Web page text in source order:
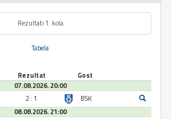
Rezultati 1. kola
Tabela
Rezultat
Gost
07.08.2026. 20:00
2 : 1
BSK
08.08.2026. 21:00